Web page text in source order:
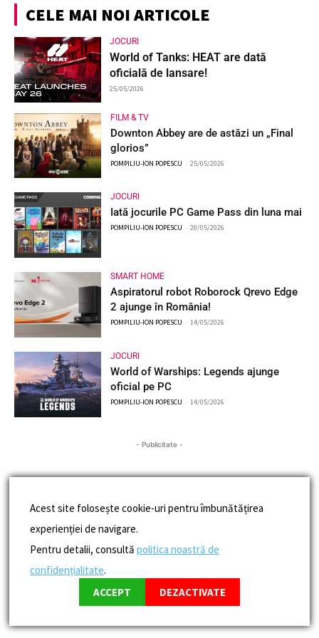
CELE MAI NOI ARTICOLE
JOCURI
World of Tanks: HEAT are dată
oficială de lansare!
25/05/2026
FILM & TV
Downton Abbey are de astăzi un „Final
glorios”
POMPILIU-ION POPESCU - 25/05/2026
JOCURI
Iată jocurile PC Game Pass din luna mai
POMPILIU-ION POPESCU - 20/05/2026
SMART HOME
Aspiratorul robot Roborock Qrevo Edge
2 ajunge în România!
POMPILIU-ION POPESCU - 14/05/2026
JOCURI
World of Warships: Legends ajunge
oficial pe PC
POMPILIU-ION POPESCU - 14/05/2026
- Publicitate -
Acest site folosește cookie-uri pentru îmbunătățirea
experienției de navigare.
Pentru detalii, consultă politica noastră de
confidențialitate.
ACCEPT
DEZACTIVATE